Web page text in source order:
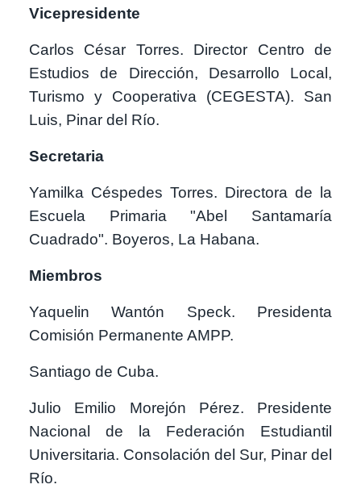
Vicepresidente
Carlos César Torres. Director Centro de
Estudios de Dirección, Desarrollo Local,
Turismo y Cooperativa (CEGESTA). San
Luis, Pinar del Río.
Secretaria
Yamilka Céspedes Torres. Directora de la
Escuela Primaria "Abel Santamaría
Cuadrado". Boyeros, La Habana.
Miembros
Yaquelin Wantón Speck. Presidenta
Comisión Permanente AMPP.
Santiago de Cuba.
Julio Emilio Morejón Pérez. Presidente
Nacional de la Federación Estudiantil
Universitaria. Consolación del Sur, Pinar del
Río.